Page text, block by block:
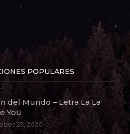
POPULARES
del Mundo – Letra La La
You
29, 2020